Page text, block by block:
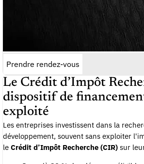
Prendre rendez-vous
Le Crédit d’Impôt
dispositif de
exploité
Les entreprises investissent dans la
développement, souvent sans exploiter
le Crédit d’Impôt Recherche (CIR) sur